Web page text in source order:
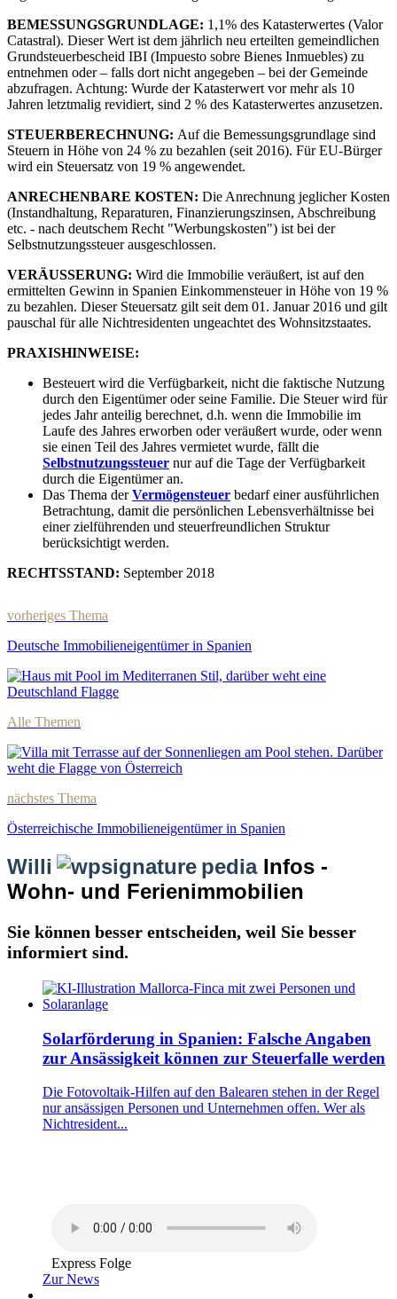
BEMESSUNGSGRUNDLAGE: 1,1% des Katasterwertes (Valor
Catastral). Dieser Wert ist dem jährlich neu erteilten gemeindlichen
Grundsteuerbescheid IBI (Impuesto sobre Bienes Inmuebles) zu
entnehmen oder – falls dort nicht angegeben – bei der Gemeinde
abzufragen. Achtung: Wurde der Katasterwert vor mehr als 10
Jahren letztmalig revidiert, sind 2 % des Katasterwertes anzusetzen.
STEUERBERECHNUNG: Auf die Bemessungsgrundlage sind
Steuern in Höhe von 24 % zu bezahlen (seit 2016). Für EU-Bürger
wird ein Steuersatz von 19 % angewendet.
ANRECHENBARE KOSTEN: Die Anrechnung jeglicher Kosten
(Instandhaltung, Reparaturen, Finanzierungszinsen, Abschreibung
etc. - nach deutschem Recht "Werbungskosten") ist bei der
Selbstnutzungssteuer ausgeschlossen.
VERÄUSSERUNG: Wird die Immobilie veräußert, ist auf den
ermittelten Gewinn in Spanien Einkommensteuer in Höhe von 19 %
zu bezahlen. Dieser Steuersatz gilt seit dem 01. Januar 2016 und gilt
pauschal für alle Nichtresidenten ungeachtet des Wohnsitzstaates.
PRAXISHINWEISE:
Besteuert wird die Verfügbarkeit, nicht die faktische Nutzung
durch den Eigentümer oder seine Familie. Die Steuer wird für
jedes Jahr anteilig berechnet, d.h. wenn die Immobilie im
Laufe des Jahres erworben oder veräußert wurde, oder wenn
sie einen Teil des Jahres vermietet wurde, fällt die
Selbstnutzungssteuer nur auf die Tage der Verfügbarkeit
durch die Eigentümer an.
Das Thema derVermögensteuer bedarf einer ausführlichen
Betrachtung, damit die persönlichen Lebensverhältnisse bei
einer zielführenden und steuerfreundlichen Struktur
berücksichtigt werden.
RECHTSSTAND: September 2018
vorheriges Thema
Deutsche Immobilieneigentümer in Spanien
Alle Themen
nächstes Thema
Österreichische Immobilieneigentümer in Spanien
Willi pediaInfos -
Wohn- und Ferienimmobilien
Sie können besser entscheiden, weil Sie besser
informiert sind.
Solarförderung in Spanien: Falsche Angaben
zur Ansässigkeit können zur Steuerfalle werden
Die Fotovoltaik-Hilfen auf den Balearen stehen in der Regel
nur ansässigen Personen und Unternehmen offen. Wer als
Nichtresident...
Express Folge
Zur News